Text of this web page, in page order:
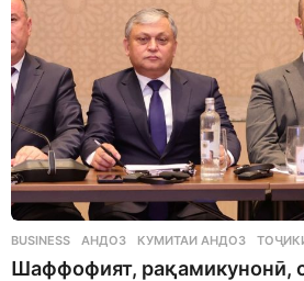
BUSINESS АНДОЗ ,КУМИТАИ АНДОЗ ,
Шаффофият, рақамикунонӣ,